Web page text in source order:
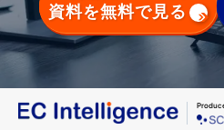
資料を無料で見る